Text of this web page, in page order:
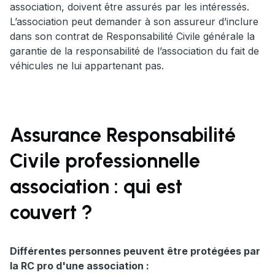
association, doivent être assurés par les intéressés.
L’association peut demander à son assureur d’inclure
dans son contrat de Responsabilité Civile générale la
garantie de la responsabilité de l’association du fait de
véhicules ne lui appartenant pas.
Assurance Responsabilité
Civile professionnelle
association : qui est
couvert ?
Différentes personnes peuvent être protégées par
la RC pro d'une association :